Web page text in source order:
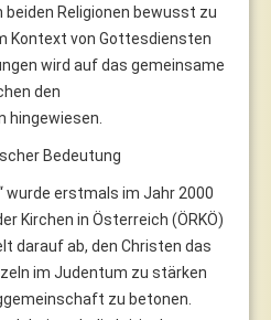
Religionen bewusst zu
Kontext von Gottesdiensten
wird auf das gemeinsame
den
hingewiesen.
Bedeutung
wurde erstmals im Jahr 2000
Kirchen in Österreich (ÖRKÖ)
darauf ab, den Christen das
im Judentum zu stärken
zu betonen.